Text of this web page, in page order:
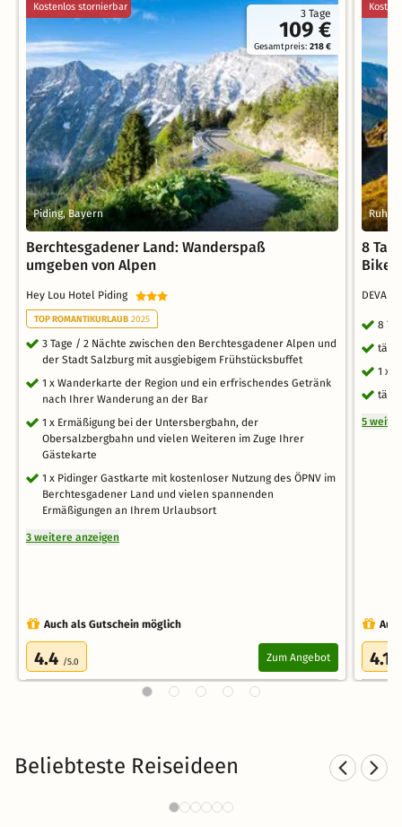
3 Tage
109 €
Gesamtpreis:218 €
Kostenlos stornierbar
Piding, Bayern
Berchtesgadener Land: Wanderspaß
umgeben von Alpen
Hey Lou Hotel Piding
TOP ROMANTIKURLAUB 2025
3 Tage / 2 Nächte zwischen den Berchtesgadener Alpen und
der Stadt Salzburg mit ausgiebigem Frühstücksbuffet
1 x Wanderkarte der Region und ein erfrischendes Getränk
nach Ihrer Wanderung an der Bar
1 x Ermäßigung bei der Untersbergbahn, der
Obersalzbergbahn und vielen Weiteren im Zuge Ihrer
Gästekarte
1 x Pidinger Gastkarte mit kostenloser Nutzung des ÖPNV im
Berchtesgadener Land und vielen spannenden
Ermäßigungen an Ihrem Urlaubsort
3 weitere anzeigen
Auch als Gutschein möglich
4.4 /5.0 Zum Angebot
8
DEVA
8
1 x
5
4.1
Beliebteste Reiseideen
Sporthotels in Baden-